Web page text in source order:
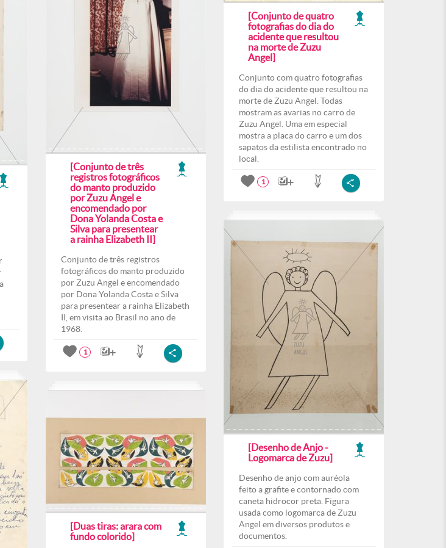
[Conjunto de quatro
fotografias do dia do
acidente que resultou
na morte de Zuzu
Angel]
Conjunto com quatro fotografias
do dia do acidente que resultou na
morte de Zuzu Angel. Todas
mostram as avarias no carro de
Zuzu Angel. Uma em especial
mostra a placa do carro e um dos
sapatos da estilista encontrado no
local.
1
[Conjunto de três
registros fotográficos
do manto produzido
por Zuzu Angel e
encomendado por
Dona Yolanda Costa e
Silva para presentear
a rainha Elizabeth II]
Conjunto de três registros
fotográficos do manto produzido
por Zuzu Angel e encomendado
por Dona Yolanda Costa e Silva
para presentear a rainha Elizabeth
II, em visita ao Brasil no ano de
1968.
1
[Desenho de Anjo -
Logomarca de Zuzu]
Desenho de anjo com auréola
feito a grafite e contornado com
caneta hidrocor preta. Figura
usada como logomarca de Zuzu
Angel em diversos produtos e
documentos.
[Duas tiras: arara com
fundo colorido]